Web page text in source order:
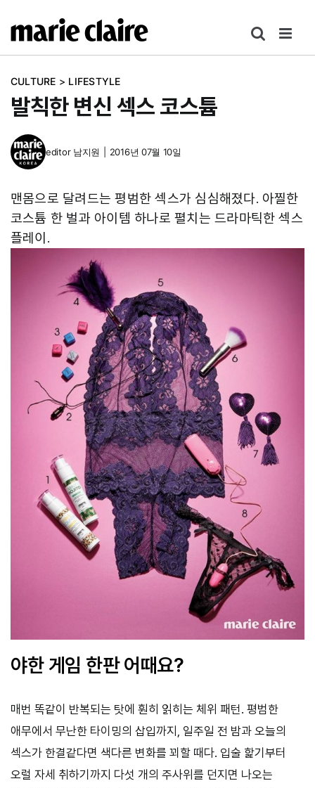
텐
건CULTURE > LIFESTYLE
발칙한 변신 섹스 코스튬
editor 남지원 2016년 07월 10일
맨몸으로 달려드는 평범한 섹스가 심심해졌다. 아찔한
코스튬 한 벌과 아이템 하나로 펼치는 드라마틱한 섹스
플레이.
야한 게임 한판 어때요?
매번 똑같이 반복되는 탓에 훤히 읽히는 체위 패턴. 평범한
애무에서 무난한 타이밍의 삽입까지, 일주일 전 밤과 오늘의
섹스가 한결같다면 색다른 변화를 꾀할 때다. 입술 핥기부터
오럴 자세 취하기까지 다섯 개의 주사위를 던지면 나오는